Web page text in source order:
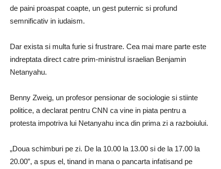
de paini proaspat coapte, un gest puternic si profund
semnificativ in iudaism.
Dar exista si multa furie si frustrare. Cea mai mare parte este
indreptata direct catre prim-ministrul israelian Benjamin
Netanyahu.
Benny Zweig, un profesor pensionar de sociologie si stiinte
politice, a declarat pentru CNN ca vine in piata pentru a
protesta impotriva lui Netanyahu inca din prima zi a razboiului.
„Doua schimburi pe zi. De la 10.00 la 13.00 si de la 17.00 la
20.00”, a spus el, tinand in mana o pancarta infatisand pe